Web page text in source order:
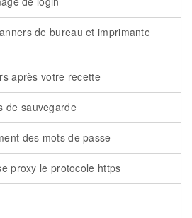
de bureau et imprimante
après votre recette
de sauvegarde
des mots de passe
proxy le protocole https